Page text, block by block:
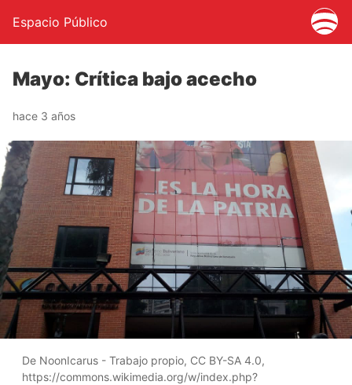
Espacio Público
Mayo: Crítica bajo acecho
hace 3 años
De NoonIcarus - Trabajo propio, CC BY-SA 4.0,
https://commons.wikimedia.org/w/index.php?